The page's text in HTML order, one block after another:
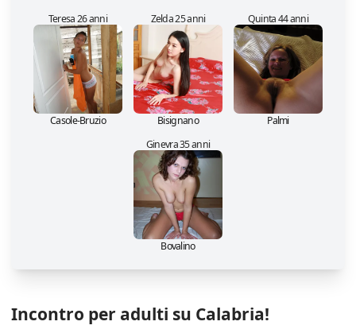
Teresa 26 anni
Casole-Bruzio
Zelda 25 anni
Bisignano
Quinta 44 anni
Palmi
Ginevra 35 anni
Bovalino
Incontro per adulti su Calabria!